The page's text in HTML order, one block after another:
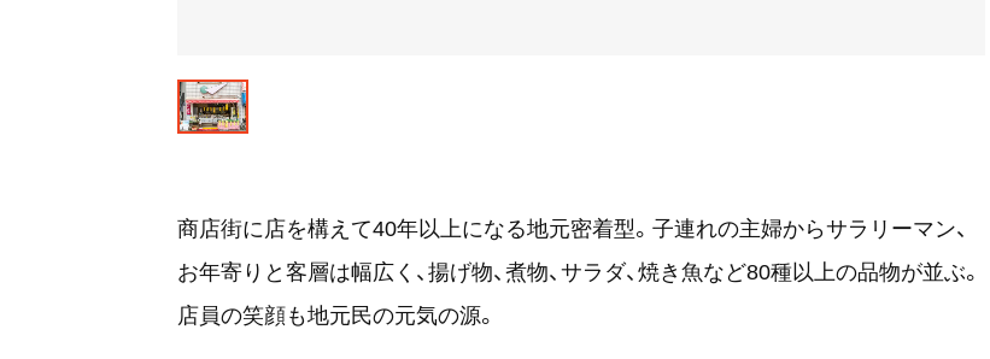
商店街に店を構えて40年以上になる地元密着型。子連れの主婦からサラリーマン、
お年寄りと客層は幅広く、揚げ物、煮物、サラダ、焼き魚など80種以上の品物が並ぶ。
店員の笑顔も地元民の元気の源。